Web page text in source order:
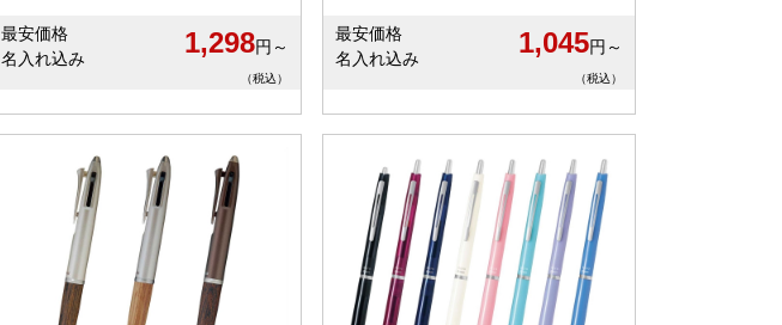
最安価格
名入れ込み
1,298円～
（税込）
最安価格
名入れ込み
1,045円～
（税込）